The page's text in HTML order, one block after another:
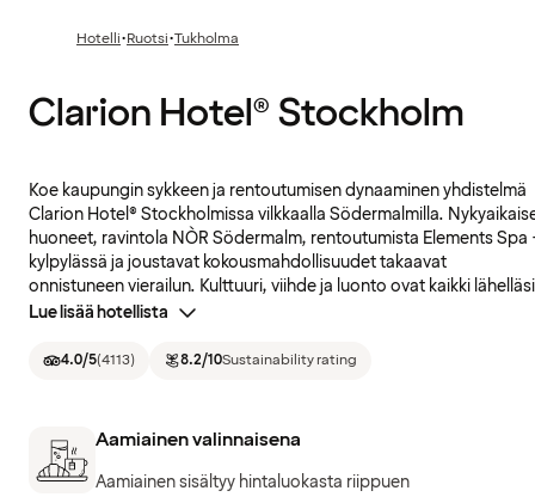
Hotelli·Ruotsi·Tukholma
Clarion Hotel® Stockholm
Koe kaupungin sykkeen ja rentoutumisen dynaaminen yhdistelmä
Clarion Hotel® Stockholmissa vilkkaalla Södermalmilla.
huoneet, ravintola NÒR Södermalm, rentoutumista Elements Spa
kylpylässä ja joustavat kokousmahdollisuudet takaavat
onnistuneen vierailun. Kulttuuri, viihde ja luonto ovat kaikki
Lue lisää hotellista
4.0/5(4113) 8.2/10Sustainability rating
Aamiainen valinnaisena
Aamiainen sisältyy hintaluokasta riippuen